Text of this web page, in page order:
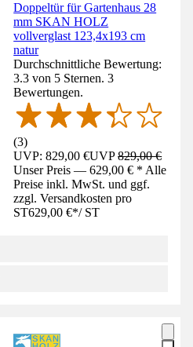
Doppeltür für Gartenhaus 28
mm SKAN HOLZ
vollverglast 123,4x193 cm
natur
Durchschnittliche Bewertung:
3.3 von 5 Sternen. 3
Bewertungen.
(3)
UVP: 829,00 €UVP829,00 €
Unser Preis — 629,00 € * Alle
Preise inkl. MwSt. und ggf.
zzgl. Versandkosten pro
ST629,00 €*/ ST